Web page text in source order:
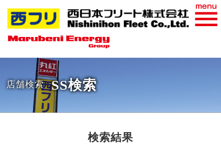
おすすめ商品
WEB請求書
店舗検索 SS検索
検索結果